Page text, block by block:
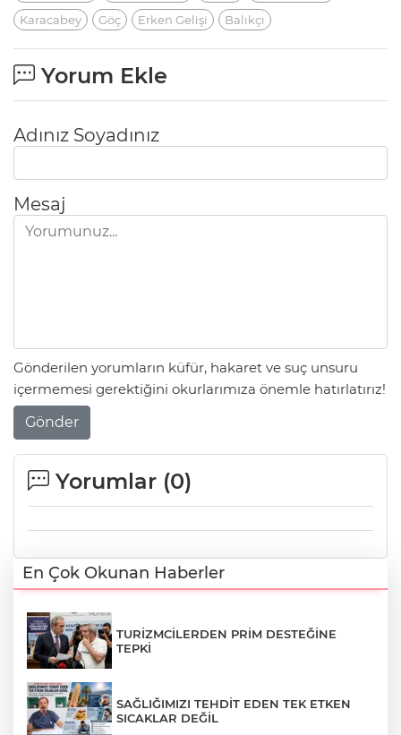
Karacabey
Göç Erken Gelişi Balıkçı
Yorum Ekle
Adınız Soyadınız
Mesaj
Gönderilen yorumların küfür, hakaret ve suç unsuru
içermemesi gerektiğini okurlarımıza önemle hatırlatırız!
Gönder
Yorumlar (0)
En Çok Okunan Haberler
TURİZMCİLERDEN PRİM DESTEĞİNE
TEPKİ
SAĞLIĞIMIZI TEHDİT EDEN TEK ETKEN
SICAKLAR DEĞİL